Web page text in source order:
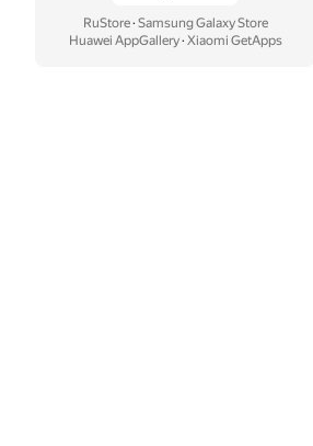
RuStore· Samsung Galaxy Store
Huawei AppGallery· Xiaomi GetApps